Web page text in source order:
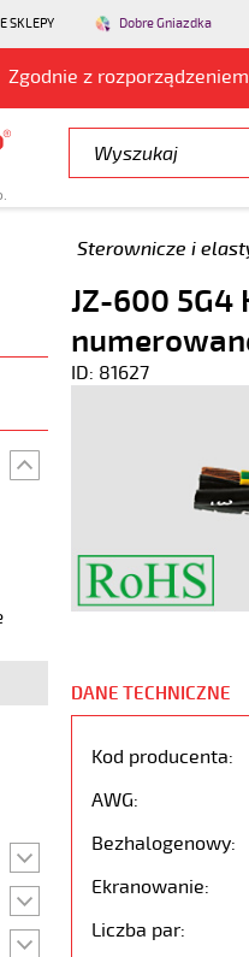
SKLEPY Dobre Gniazdka
Zgodnie z
Sterownicze i
JZ-600 5G4
ID: 81627
DANE TECHNICZNE
Kod producenta:
AWG:
Bezhalogenowy:
Ekranowanie:
Liczba par: